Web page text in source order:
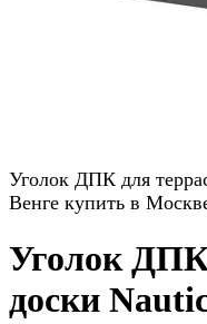
Уголок ДПК для
Венге купить в
Уголок ДПК
доски